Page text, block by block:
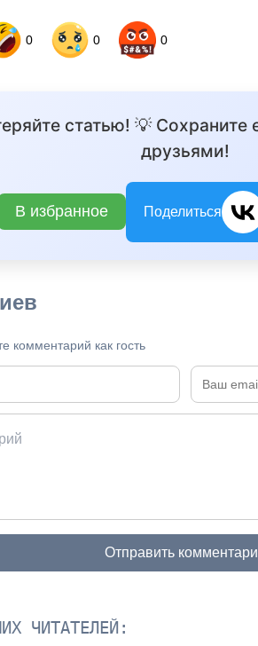
0 0 0
статью! 💡 Сохраните
друзьями!
В избранное Поделиться
комментарий как гость
Отправить
ЧИТАТЕЛЕЙ: